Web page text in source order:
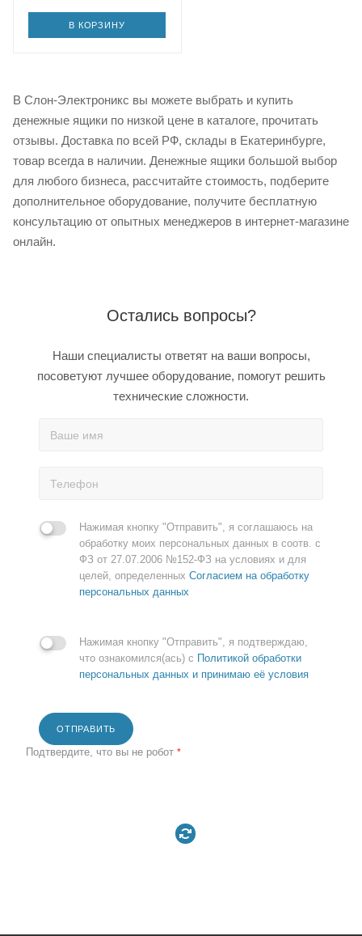
В КОРЗИНУ
В Слон-Электроникс вы можете выбрать и купить
денежные ящики по низкой цене в каталоге, прочитать
отзывы. Доставка по всей РФ, склады в Екатеринбурге,
товар всегда в наличии. Денежные ящики большой выбор
для любого бизнеса, рассчитайте стоимость, подберите
дополнительное оборудование, получите бесплатную
консультацию от опытных менеджеров в интернет-магазине
онлайн.
Остались вопросы?
Наши специалисты ответят на ваши вопросы,
посоветуют лучшее оборудование, помогут решить
технические сложности.
Нажимая кнопку "Отправить", я соглашаюсь на
обработку моих персональных данных в соотв. с
ФЗ от 27.07.2006 №152-ФЗ на условиях и для
целей, определенных Согласием на обработку
персональных данных
Нажимая кнопку "Отправить", я подтверждаю,
что ознакомился(ась) с Политикой обработки
персональных данных и принимаю её условия
ОТПРАВИТЬ
Подтвердите, что вы не робот *